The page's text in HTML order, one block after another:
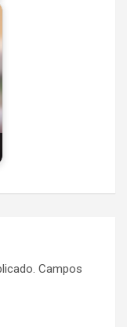
Campos